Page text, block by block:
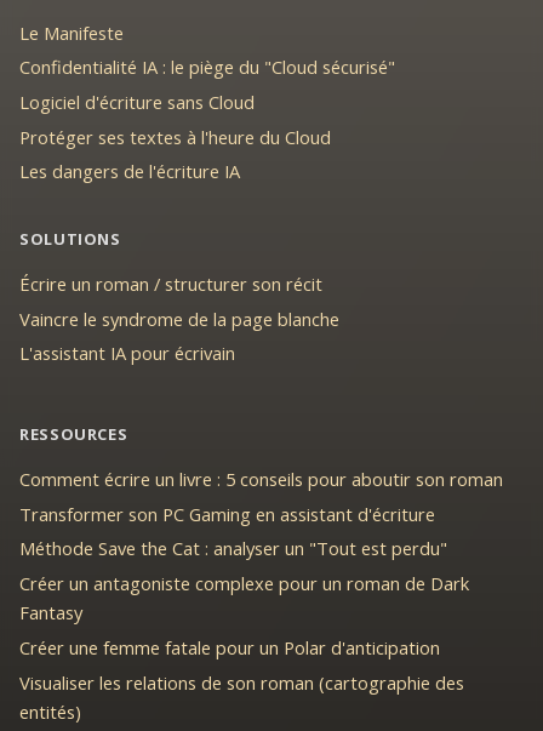
Le Manifeste
Confidentialité IA : le piège du "Cloud sécurisé"
Logiciel d'écriture sans Cloud
Protéger ses textes à l'heure du Cloud
Les dangers de l'écriture IA
SOLUTIONS
Écrire un roman / structurer son récit
Vaincre le syndrome de la page blanche
L'assistant IA pour écrivain
RESSOURCES
Comment écrire un livre : 5 conseils pour aboutir son roman
Transformer son PC Gaming en assistant d'écriture
Méthode Save the Cat : analyser un "Tout est perdu"
Créer un antagoniste complexe pour un roman de Dark
Fantasy
Créer une femme fatale pour un Polar d'anticipation
Visualiser les relations de son roman (cartographie des
entités)